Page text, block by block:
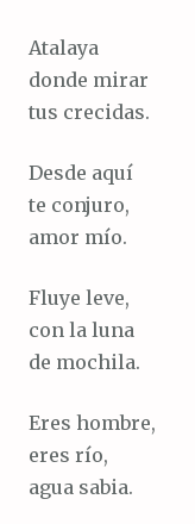
Atalaya
donde mirar
tus crecidas.
Desde aquí
te conjuro,
amor mío.
Fluye leve,
con la luna
de mochila.
Eres hombre,
eres río,
agua sabia.